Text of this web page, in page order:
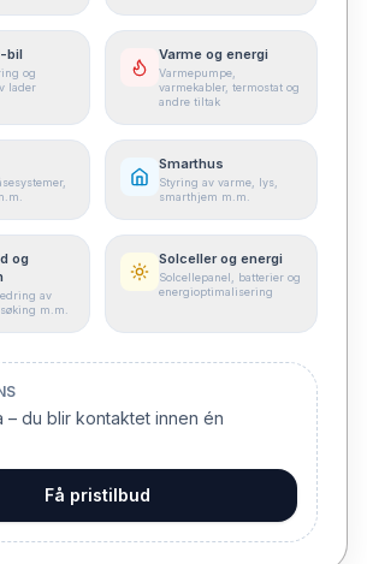
bil
og
lader
Varme og energi
Varmepumpe,
varmekabler, termostat og
andre tiltak
Smarthus
Styring av varme, lys,
smarthjem m.m.
og
av
m.m.
Solceller og energi
Solcellepanel, batterier og
energioptimalisering
– du blir kontaktet innen én
Få pristilbud